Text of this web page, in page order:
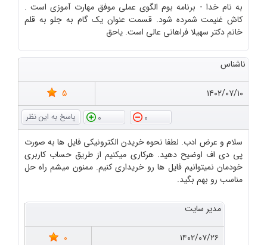
به نام خدا - برنامه بوم الگوی عملی موفق مهارت آموزی است .
کاش غنیمت شمرده شود. قسمت عنوان یک گام به جلو به قلم
خانم دکتر سهیلا فراهانی عالی است. یاحق
ناشناس
۱۴۰۲/۰۷/۱۰
5
0
0
سلام و عرض ادب. لطفا نحوه خریدن الکترونیکی فایل ها به صورت
پی دی اف اوضیح دهید. هرکاری میکنیم از طریق حساب کاربری
خودمان نمیتوانیم فایل ها رو خریداری کنیم. ممنون میشم راه حل
مناسب رو بهم بگید.
مدیر سایت
۱۴۰۲/۰۷/۲۶
0